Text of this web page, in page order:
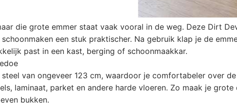
die grote emmer staat vaak vooral in de weg. Deze Dirt
een stuk praktischer. Na gebruik klap je de
past in een kast, berging of schoonmaakkar.
van ongeveer 123 cm, waardoor je comfortabeler over
laminaat, parket en andere harde vloeren. Zo maak je
bukken.